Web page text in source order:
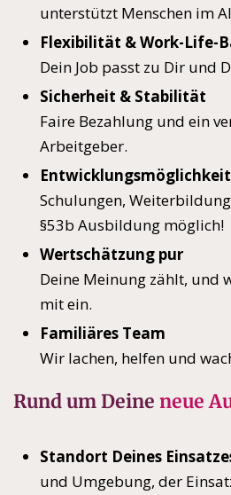
unterstützt Menschen im
Flexibilität & Work-Life-
Dein Job passt zu Dir und
Sicherheit & Stabilität
Faire Bezahlung und ein
Arbeitgeber.
Schulungen,
§53b Ausbildung möglich!
Wertschätzung pur
Deine Meinung zählt, und
mit ein.
Familiäres Team
Wir lachen, helfen und
Rund um Deine neue
Standort Deines
und Umgebung, der